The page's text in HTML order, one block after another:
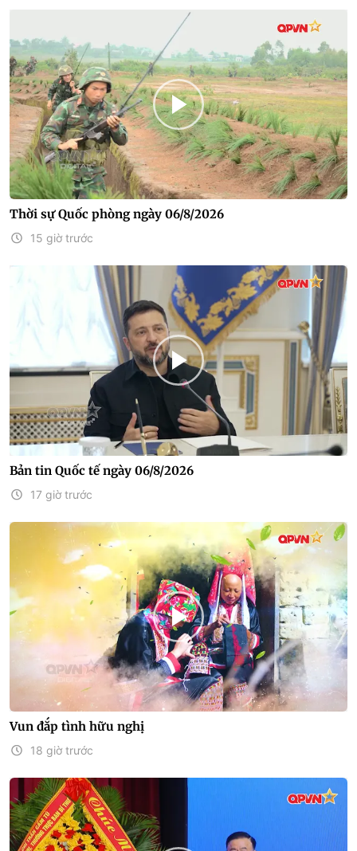
Thời sự Quốc phòng ngày 06/8/2026
15 giờ trước
Bản tin Quốc tế ngày 06/8/2026
17 giờ trước
Vun đắp tình hữu nghị
18 giờ trước